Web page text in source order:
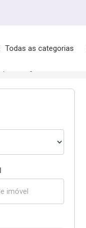
Todas as categorias